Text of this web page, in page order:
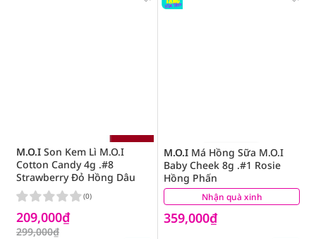
M.O.I Son Kem Lì M.O.I
Cotton Candy 4g .#8
Strawberry Đỏ Hồng Dâu
209,000₫
299,000₫
(0) Nhận quà xinh
M.O.I Má Hồng Sữa M.O.I
Baby Cheek 8g .#1 Rosie
Hồng Phấn
359,000₫
(0)